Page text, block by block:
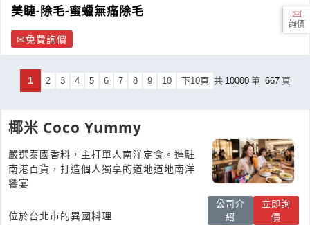
美睫-除毛-蜜蠟無痛除毛
免費詢價
1 2 3 4 5 6 7 8 9 10 下10頁 共 10000 筆 667 頁
椰米 Coco Yummy
嚴選泰國香料，主打單人南洋定食。進駐
南港百貨，打造個人獨享的道地道地南洋
饗宴
位於台北市的異國料理
公司介
紹
立即詢
價
詢價